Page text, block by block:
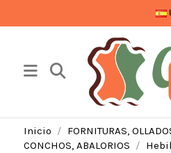
Inicio
FORNITURAS,
CONCHOS, ABALORIOS